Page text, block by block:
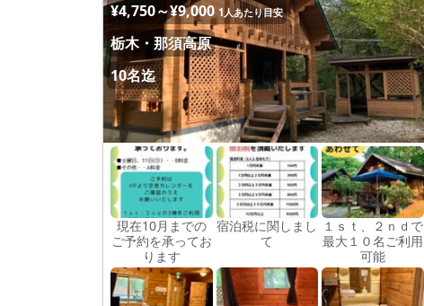
¥4,750～¥9,000 1人あたり目安
栃木・那須高原
10名迄
現在10月までの
ご予約を承ってお
ります
宿泊税に関しまし
て
１ｓｔ、２ｎｄで
最大１０名ご利用
可能